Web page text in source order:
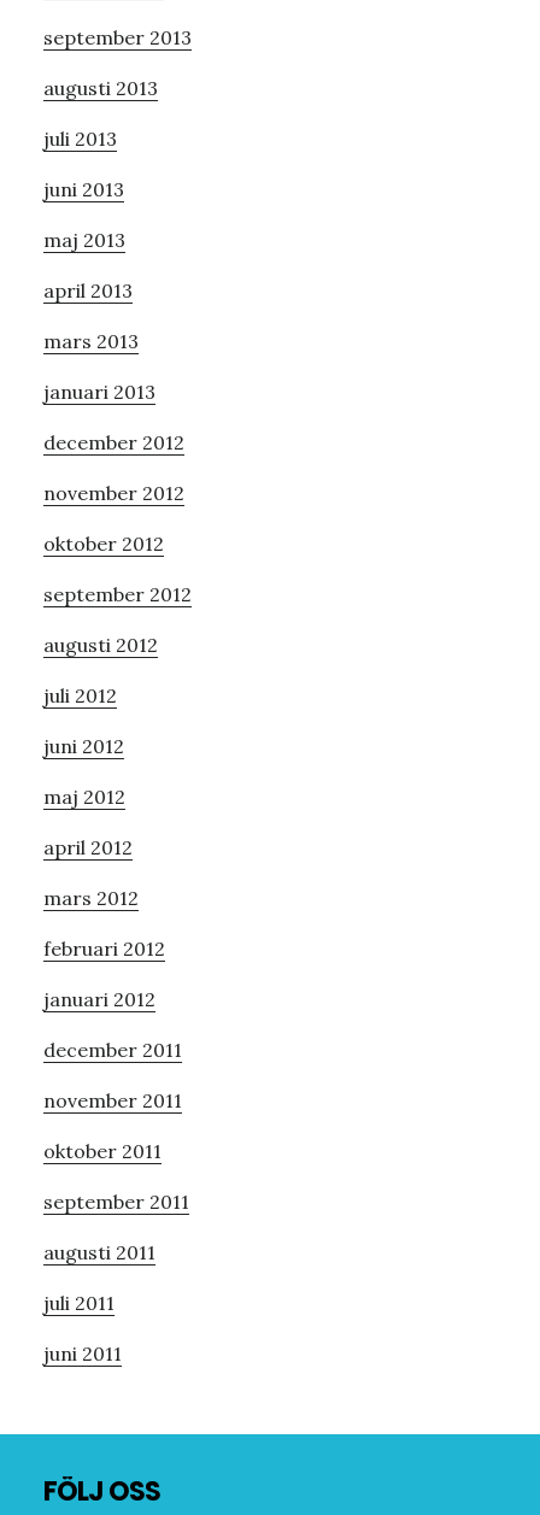
september 2013
augusti 2013
juli 2013
juni 2013
maj 2013
april 2013
mars 2013
januari 2013
december 2012
november 2012
oktober 2012
september 2012
augusti 2012
juli 2012
juni 2012
maj 2012
april 2012
mars 2012
februari 2012
januari 2012
december 2011
november 2011
oktober 2011
september 2011
augusti 2011
juli 2011
juni 2011
FÖLJ OSS